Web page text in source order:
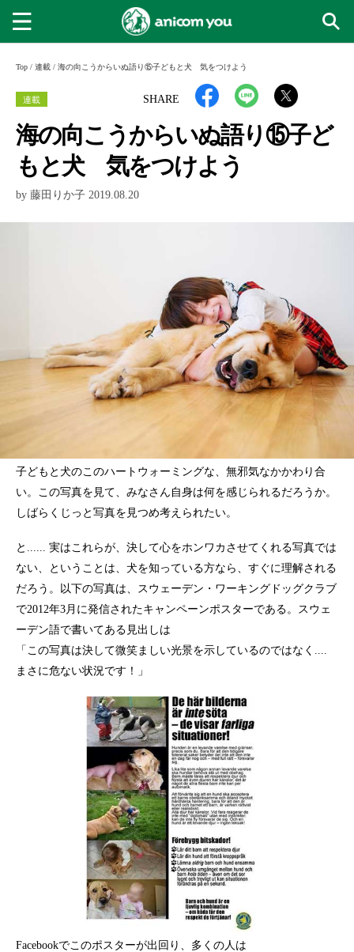
Top / 連載 / 海の向こうからいぬ語り⑮子どもと犬 気をつけよう
SHARE
連載
海の向こうからいぬ語り⑮子ど
もと犬 気をつけよう
by 藤田りか子 2019.08.20
子どもと犬のこのハートウォーミングな、無邪気なかかわり合
い。この写真を見て、みなさん自身は何を感じられるだろうか。
しばらくじっと写真を見つめ考えられたい。
と...... 実はこれらが、決して心をホンワカさせてくれる写真では
ない、ということは、犬を知っている方なら、すぐに理解される
だろう。以下の写真は、スウェーデン・ワーキングドッグクラブ
で2012年3月に発信されたキャンペーンポスターである。スウェ
ーデン語で書いてある見出しは
「この写真は決して微笑ましい光景を示しているのではなく....
まさに危ない状況です！」
Facebookでこのポスターが出回り、多くの人は